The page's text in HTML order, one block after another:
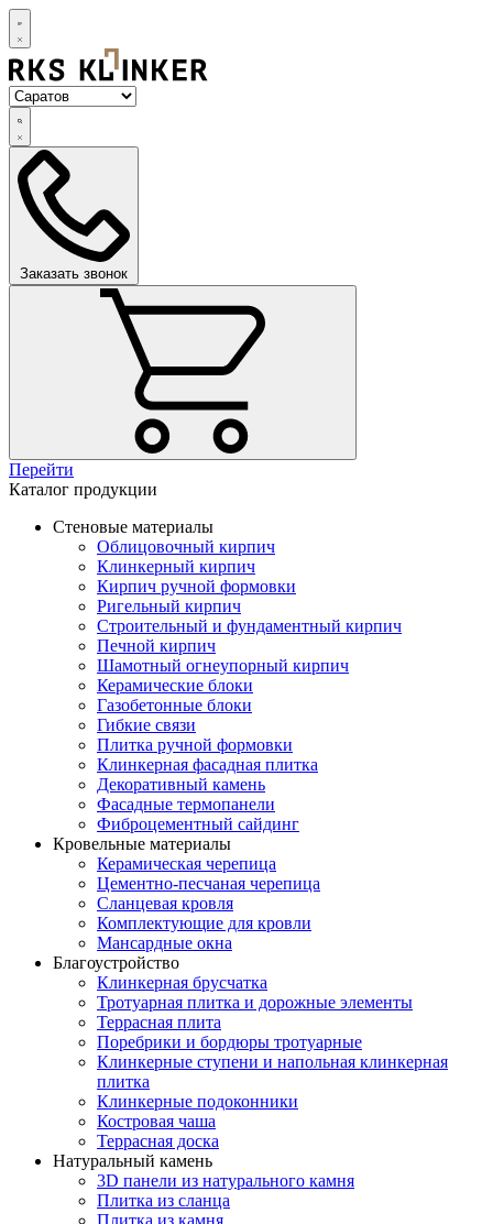
Заказать звонок
Перейти
Каталог продукции
Стеновые материалы
Облицовочный кирпич
Клинкерный кирпич
Кирпич ручной формовки
Ригельный кирпич
Строительный и фундаментный кирпич
Печной кирпич
Шамотный огнеупорный кирпич
Керамические блоки
Газобетонные блоки
Гибкие связи
Плитка ручной формовки
Клинкерная фасадная плитка
Декоративный камень
Фасадные термопанели
Фиброцементный сайдинг
Кровельные материалы
Керамическая черепица
Цементно-песчаная черепица
Сланцевая кровля
Комплектующие для кровли
Мансардные окна
Благоустройство
Клинкерная брусчатка
Тротуарная плитка и дорожные элементы
Террасная плита
Поребрики и бордюры тротуарные
Клинкерные ступени и напольная клинкерная
плитка
Клинкерные подоконники
Костровая чаша
Террасная доска
Натуральный камень
3D панели из натурального камня
Плитка из сланца
Плитка из камня